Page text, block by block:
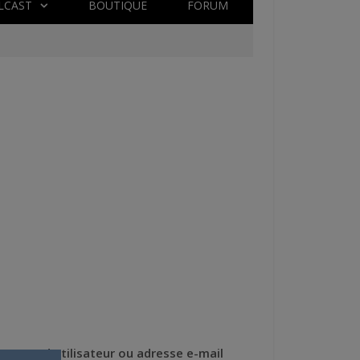
BOUTIQUE FORUM
Nom d'utilisateur ou adresse e-mail